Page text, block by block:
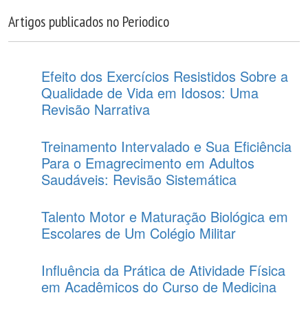
Artigos publicados no Periodico
Efeito dos Exercícios Resistidos Sobre a
Qualidade de Vida em Idosos: Uma
Revisão Narrativa
Treinamento Intervalado e Sua Eficiência
Para o Emagrecimento em Adultos
Saudáveis: Revisão Sistemática
Talento Motor e Maturação Biológica em
Escolares de Um Colégio Militar
Influência da Prática de Atividade Física
em Acadêmicos do Curso de Medicina